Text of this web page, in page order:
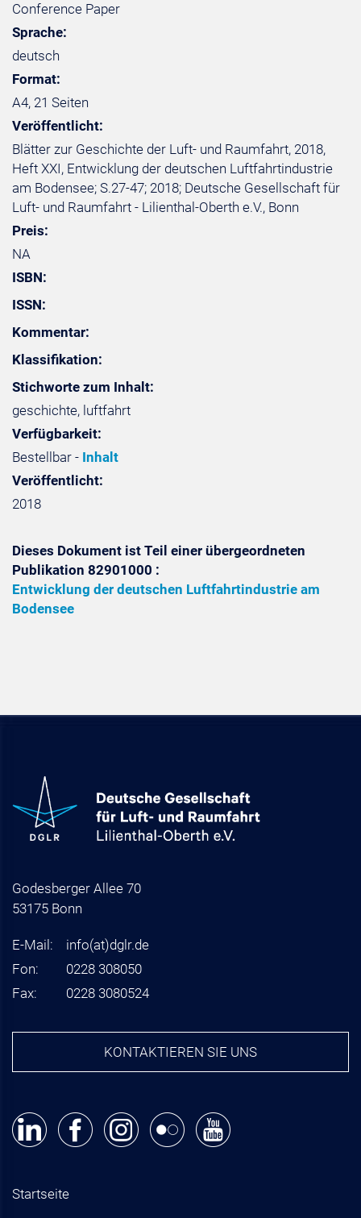
Conference Paper
Sprache:
deutsch
Format:
A4, 21 Seiten
Veröffentlicht:
Blätter zur Geschichte der Luft- und Raumfahrt, 2018,
Heft XXI, Entwicklung der deutschen Luftfahrtindustrie
am Bodensee; S.27-47; 2018; Deutsche Gesellschaft für
Luft- und Raumfahrt - Lilienthal-Oberth e.V., Bonn
Preis:
NA
ISBN:
ISSN:
Kommentar:
Klassifikation:
Stichworte zum Inhalt:
geschichte, luftfahrt
Verfügbarkeit:
Bestellbar - Inhalt
Veröffentlicht:
2018
Dieses Dokument ist Teil einer übergeordneten
Publikation 82901000 :
Entwicklung der deutschen Luftfahrtindustrie am
Bodensee
Godesberger Allee 70
53175 Bonn
E-Mail: info(at)dglr.de
Fon:
0228 308050
Fax:
0228 3080524
KONTAKTIEREN SIE UNS
Startseite